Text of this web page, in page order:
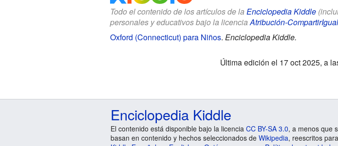
Todo el contenido de los artículos de la Enciclopedia Kiddle
personales y educativos bajo la licencia Atribución-CompartirIgual
Oxford (Connecticut) para Niños. Enciclopedia Kiddle.
Última edición el 17 oct 2025, a
Enciclopedia Kiddle
El contenido está disponible bajo la licencia CC BY-SA 3.0, a menos que
basan en contenido y hechos seleccionados de Wikipedia, reescritos